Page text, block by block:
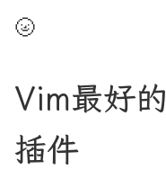
🌝
Vim最好
插件